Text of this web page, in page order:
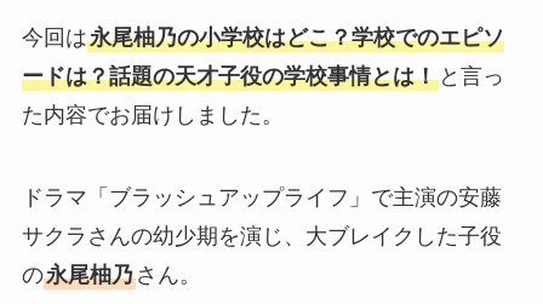
今回は永尾柚乃の小学校はどこ？学校でのエピソ
ードは？話題の天才子役の学校事情とは！と言っ
た内容でお届けしました。
ドラマ「ブラッシュアップライフ」で主演の安藤
サクラさんの幼少期を演じ、大ブレイクした子役
の永尾柚乃さん。